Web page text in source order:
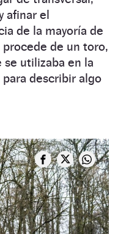
afinar el
de la mayoría de
de un toro,
se utilizaba en la
describir algo